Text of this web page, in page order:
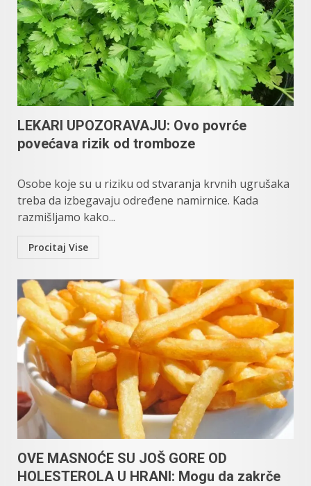
LEKARI UPOZORAVAJU: Ovo povrće
povećava rizik od tromboze
Osobe koje su u riziku od stvaranja krvnih ugrušaka
treba da izbegavaju određene namirnice. Kada
razmišljamo kako...
Procitaj Vise
OVE MASNOĆE SU JOŠ GORE OD
HOLESTEROLA U HRANI: Mogu da zakrče